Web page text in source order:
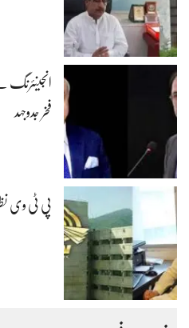
فخر جدوجہد
پی ٹی وی